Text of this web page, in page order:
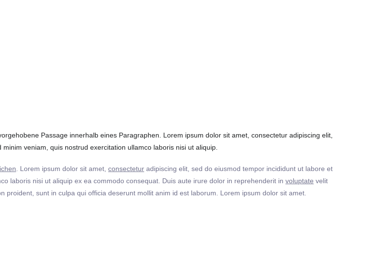
Passage innerhalb eines Paragraphen. Lorem ipsum dolor sit amet, consectetur adipiscing elit,
veniam, quis nostrud exercitation ullamco laboris nisi ut aliquip.
. Lorem ipsum dolor sit amet, consectetur adipiscing elit, sed do eiusmod tempor incididunt ut labore et
laboris nisi ut aliquip ex ea commodo consequat. Duis aute irure dolor in reprehenderit in voluptate velit
sunt in culpa qui officia deserunt mollit anim id est laborum. Lorem ipsum dolor sit amet.